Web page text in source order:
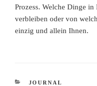
Prozess. Welche Dinge
verbleiben oder von
einzig und allein Ihnen.
KATEGORIEN
JOURNAL